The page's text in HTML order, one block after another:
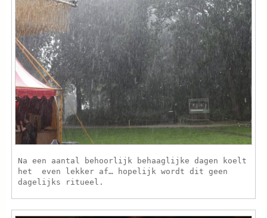
Na een aantal behoorlijk behaaglijke dagen koelt
het even lekker af… hopelijk wordt dit geen
dagelijks ritueel.